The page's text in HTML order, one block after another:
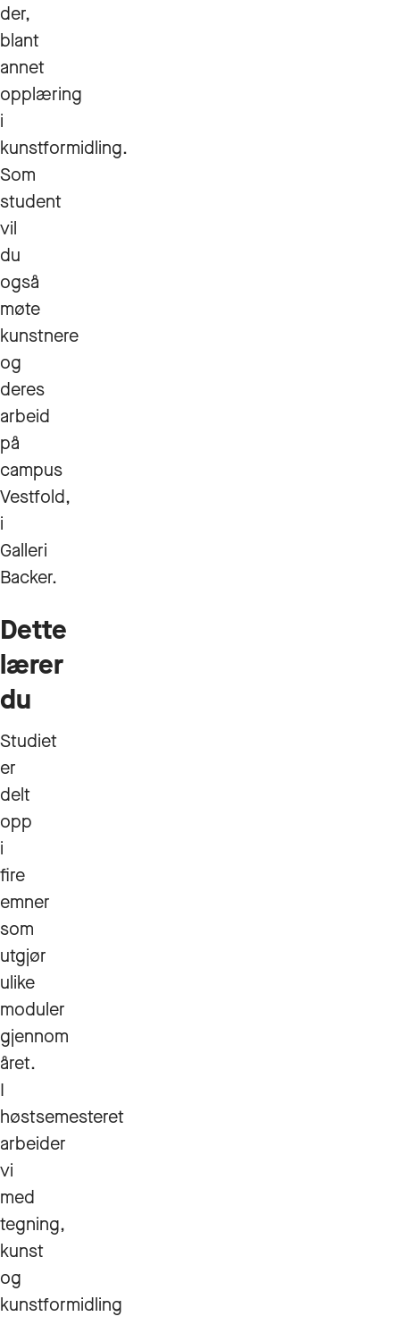
der,
blant
annet
opplæring
i
kunstformidling.
Som
student
vil
du
også
møte
kunstnere
og
deres
arbeid
på
campus
Vestfold,
i
Galleri
Backer.
Dette
lærer
du
Studiet
er
delt
opp
i
fire
emner
som
utgjør
ulike
moduler
gjennom
året.
I
høstsemesteret
arbeider
vi
med
tegning,
kunst
og
kunstformidling